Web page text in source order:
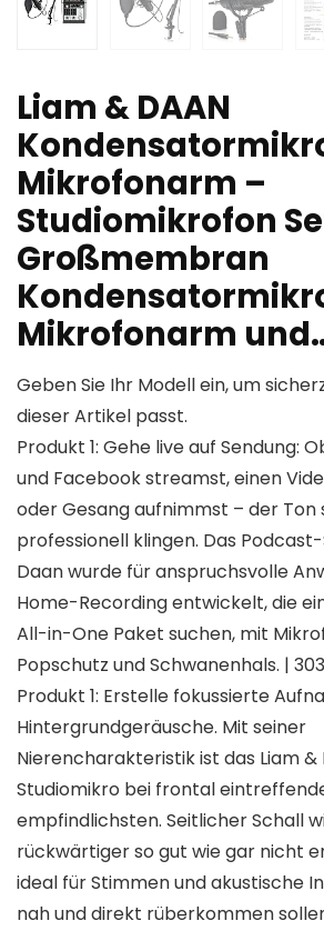
Liam & DAAN
Mikrofonarm –
Studiomikrofon
Großmembran
Mikrofonarm
Geben Sie Ihr Modell ein, um
dieser Artikel passt.
Produkt 1: Gehe live auf Sendung:
und Facebook streamst, einen
oder Gesang aufnimmst – der Ton
professionell klingen. Das
Daan wurde für anspruchsvolle
Home-Recording entwickelt, die
All-in-One Paket suchen, mit
Popschutz und Schwanenhals. |
Produkt 1: Erstelle fokussierte
Hintergrundgeräusche. Mit seiner
Nierencharakteristik ist das Liam &
Studiomikro bei frontal
empfindlichsten. Seitlicher Schall
rückwärtiger so gut wie gar nicht
ideal für Stimmen und akustische
nah und direkt rüberkommen